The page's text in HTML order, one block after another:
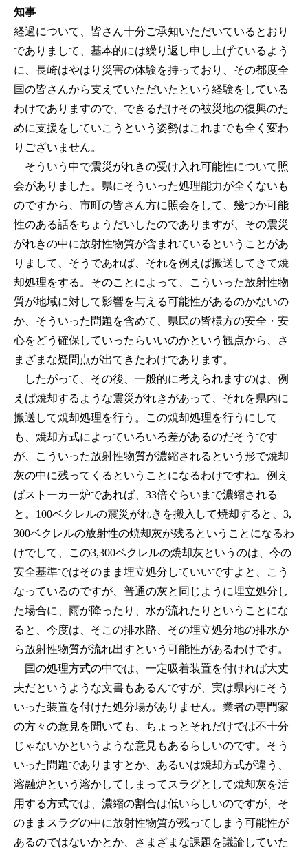
知事
経過について、皆さん十分ご承知いただいているとおり
でありまして、基本的には繰り返し申し上げているよう
に、長崎はやはり災害の体験を持っており、その都度全
国の皆さんから支えていただいたという経験をしている
わけでありますので、できるだけその被災地の復興のた
めに支援をしていこうという姿勢はこれまでも全く変わ
りございません。
そういう中で震災がれきの受け入れ可能性について照
会がありました。県にそういった処理能力が全くないも
のですから、市町の皆さん方に照会をして、幾つか可能
性のある話をちょうだいしたのでありますが、その震災
がれきの中に放射性物質が含まれているということがあ
りまして、そうであれば、それを例えば搬送してきて焼
却処理をする。そのことによって、こういった放射性物
質が地域に対して影響を与える可能性があるのかないの
か、そういった問題を含めて、県民の皆様方の安全・安
心をどう確保していったらいいのかという観点から、さ
まざまな疑問点が出てきたわけであります。
したがって、その後、一般的に考えられますのは、例
えば焼却するような震災がれきがあって、それを県内に
搬送して焼却処理を行う。この焼却処理を行うにして
も、焼却方式によっていろいろ差があるのだそうです
が、こういった放射性物質が濃縮されるという形で焼却
灰の中に残ってくるということになるわけですね。例え
ばストーカー炉であれば、33倍ぐらいまで濃縮される
と。100ベクレルの震災がれきを搬入して焼却すると、3,
300ベクレルの放射性の焼却灰が残るということになるわ
けでして、この3,300ベクレルの焼却灰というのは、今の
安全基準ではそのまま埋立処分していいですよと、こう
なっているのですが、普通の灰と同じように埋立処分し
た場合に、雨が降ったり、水が流れたりということにな
ると、今度は、そこの排水路、その埋立処分地の排水か
ら放射性物質が流れ出すという可能性があるわけです。
国の処理方式の中では、一定吸着装置を付ければ大丈
夫だというような文書もあるんですが、実は県内にそう
いった装置を付けた処分場がありません。業者の専門家
の方々の意見を聞いても、ちょっとそれだけでは不十分
じゃないかというような意見もあるらしいのです。そう
いった問題でありますとか、あるいは焼却方式が違う、
溶融炉という溶かしてしまってスラグとして焼却灰を活
用する方式では、濃縮の割合は低いらしいのですが、そ
のままスラグの中に放射性物質が残ってしまう可能性が
あるのではないかとか、さまざまな課題を議論していた